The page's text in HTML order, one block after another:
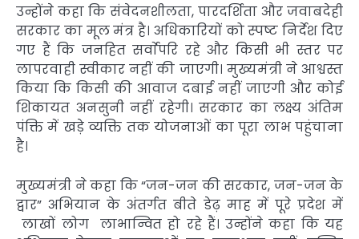
उन्होंने कहा कि संवेदनशीलता, पारदर्शिता और जवाबदेही
सरकार का मूल मंत्र है। अधिकारियों को स्पष्ट निर्देश दिए
गए हैं कि जनहित सर्वाेपरि रहे और किसी भी स्तर पर
लापरवाही स्वीकार नहीं की जाएगी। मुख्यमंत्री ने आश्वस्त
किया कि किसी की आवाज दबाई नहीं जाएगी और कोई
शिकायत अनसुनी नहीं रहेगी। सरकार का लक्ष्य अंतिम
पंक्ति में खड़े व्यक्ति तक योजनाओं का पूरा लाभ पहुंचाना
है।
मुख्यमंत्री ने कहा कि “जन-जन की सरकार, जन-जन के
द्वार” अभियान के अंतर्गत बीते डेढ़ माह में पूरे प्रदेश में
लाखों लोग लाभान्वित हो रहे हैं। उन्होंने कहा कि यह